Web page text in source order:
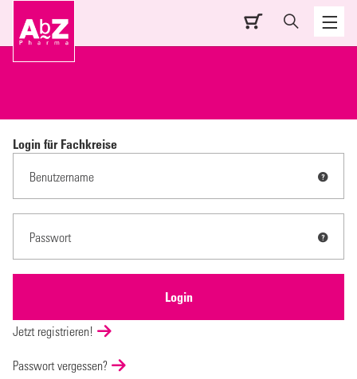
Login für Fachkreise
Jetzt registrieren!
Passwort vergessen?